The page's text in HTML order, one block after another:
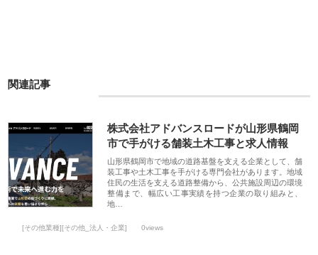
関連記事
株式会社アドバンスロードが山形県鶴岡
市で手がける舗装土木工事と求人情報
山形県鶴岡市で地域の道路基盤を支える企業として、舗
装工事や土木工事を手がける専門会社があります。地域
住民の生活を支える道路整備から、公共施設周辺の環境
整備まで、幅広い工事実績を持つ企業の取り組みと、
地…
[その他業種][その他_法人・企業] 0views